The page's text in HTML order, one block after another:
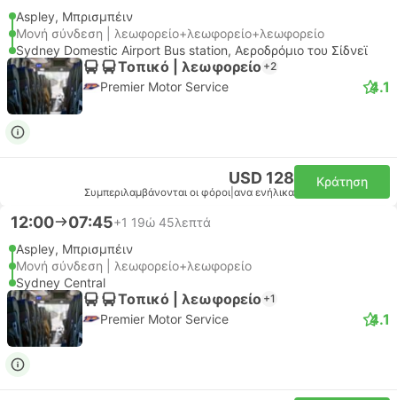
Aspley, Μπρισμπέιν
Μονή σύνδεση | λεωφορείο+λεωφορείο+λεωφορείο
Sydney Domestic Airport Bus station, Αεροδρόμιο του Σίδνεϊ
Τοπικό | λεωφορείο +2
Premier Motor Service 4.1
USD 128
Συμπεριλαμβάνονται οι φόροι ανα ενήλικα
Κράτηση
12:00 07:45+1 19ώ 45λεπτά
Aspley, Μπρισμπέιν
Μονή σύνδεση | λεωφορείο+λεωφορείο
Sydney Central
Τοπικό | λεωφορείο +1
Premier Motor Service 4.1